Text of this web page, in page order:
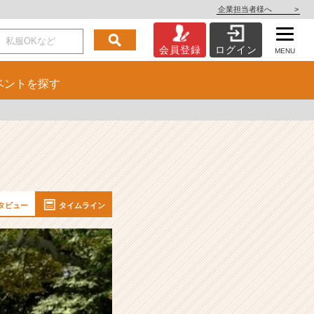
企業担当者様へ >
会員登録 ログイン MENU
ント を探す
ビュー タイムライン